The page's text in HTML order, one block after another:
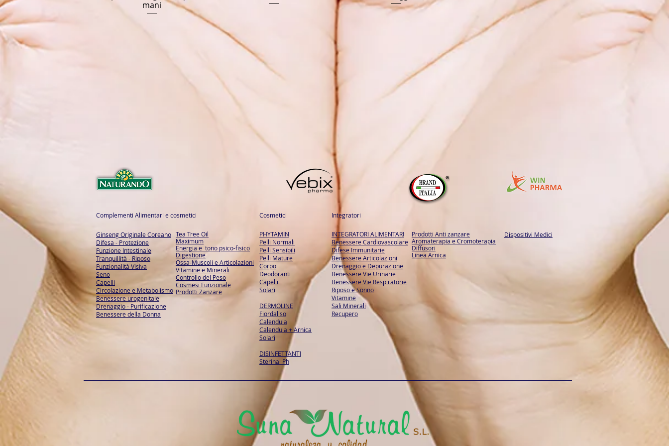
mani
Complementi Alimentari e cosmetici
Ginseng Originale Coreano
Difesa - Protezione
Funzione Intestinale
Tranquillità - Riposo
Funzionalità Visiva
Seno
Capelli
Circolazione e Metabolismo
Benessere urogenitale
Drenaggio - Purificazione
Benessere della Donna
Tea Tree Oil
Maximum
Energia e tono psico-fisico
Digestione
Ossa-Muscoli e Articolazioni
Vitamine e Minerali
Controllo del Peso
Cosmesi Funzionale
Prodotti Zanzare
Cosmetici Integratori
PHYTAMIN
Pelli Normali
Pelli Sensibili
Pelli Mature
Corpo
Deodoranti
Capelli
Solari
DERMOLINE
Fiordaliso
Calendula
Calendula + Arnica
Solari
DISINFETTANTI
Sterinal Ph​
INTEGRATORI ALIMENTARI
Benessere Cardiovascolare
Difese Immunitarie
Benessere Articolazioni
Drenaggio e Depurazione
Benessere Vie Urinarie
Benessere Vie Respiratorie
Riposo e Sonno
Vitamine
Sali Minerali
Recupero
Prodotti Anti zanzare
Aromaterapia e Cromoterapia
Diffusori
Linea Arnica
Dispositivi Medici